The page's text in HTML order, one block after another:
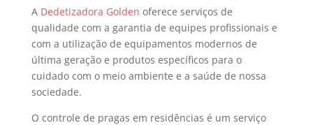
A Dedetizadora Golden oferece serviços de
qualidade com a garantia de equipes profissionais e
com a utilização de equipamentos modernos de
última geração e produtos específicos para o
cuidado com o meio ambiente e a saúde de nossa
sociedade.
O controle de pragas em residências é um serviço